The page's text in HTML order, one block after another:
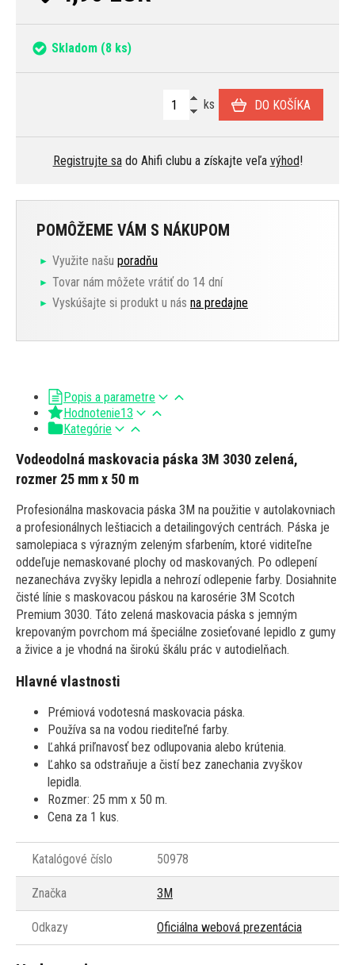
Skladom (8 ks)
ks DO KOŠÍKA
Registrujte sado Ahifi clubu a získajte veľa výhod!
POMÔŽEME VÁM S NÁKUPOM
Využite našu poradňu
Tovar nám môžete vrátiť do 14 dní
Vyskúšajte si produkt u nás na predajne
Popis a parametre
Hodnotenie13
Kategórie
Vodeodolná maskovacia páska 3M 3030 zelená,
rozmer 25 mm x 50 m
Profesionálna maskovacia páska 3M na použitie v autolakovniach
a profesionálnych leštiacich a detailingových centrách. Páska je
samolepiaca s výrazným zeleným sfarbením, ktoré viditeľne
oddeľuje nemaskované plochy od maskovaných. Po odlepení
nezanecháva zvyšky lepidla a nehrozí odlepenie farby. Dosiahnite
čisté línie s maskovacou páskou na karosérie 3M Scotch
Premium 3030. Táto zelená maskovacia páska s jemným
krepovaným povrchom má špeciálne zosieťované lepidlo z gumy
a živice a je vhodná na širokú škálu prác v autodielňach.
Hlavné vlastnosti
Prémiová vodotesná maskovacia páska.
Používa sa na vodou riediteľné farby.
Ľahká priľnavosť bez odlupovania alebo krútenia.
Ľahko sa odstraňuje a čistí bez zanechania zvyškov
lepidla.
Rozmer: 25 mm x 50 m.
Cena za 1 kus.
Katalógové číslo 50978
Značka 3M
Odkazy Oficiálna webová prezentácia